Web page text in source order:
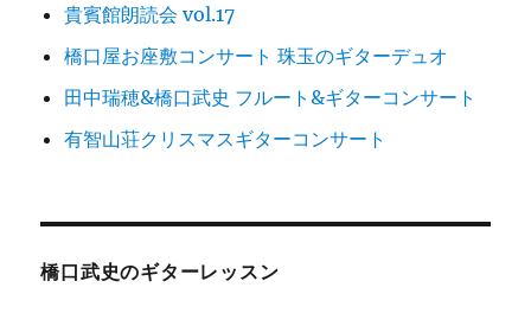
貴賓館朗読会 vol.17
橋口屋お座敷コンサート 珠玉のギターデュオ
田中瑞穂&橋口武史 フルート&ギターコンサート
有智山荘クリスマスギターコンサート
橋口武史のギターレッスン